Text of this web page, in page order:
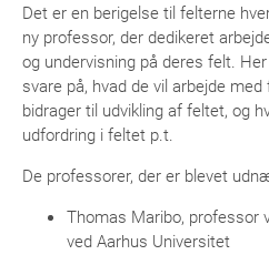
Det er en berigelse til felterne
ny professor, der dedikeret
og undervisning på deres felt.
svare på, hvad de vil arbejde
bidrager til udvikling af feltet, og
udfordring i feltet p.t.
De professorer, der er blevet
Thomas Maribo, professor
ved Aarhus Universitet